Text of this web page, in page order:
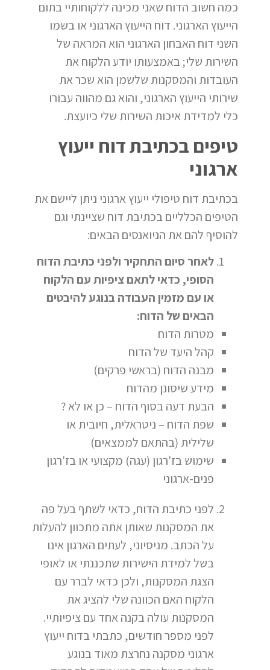
כמה חשוב הדוח שאני מכינה ללקוחותיי בתום
הייעוץ הארגוני. דוח הייעוץ הארגוני או בשמו
השני דוח האבחון הארגוני הוא המראה של
השירות שלי; באמצעותו יודע הלקוח את
העובדות והמסקנות שלשמן הוא שכר את
שירותי הייעוץ הארגוני, והוא גם מהווה עבורו
כלי למדידת איכות השירות שלי כיועצת.
טיפים בכתיבת דוח ייעוץ
ארגוני
בכתיבת דוח טיפולי ייעוץ ארגוני ניתן ליישם את
הטיפים הכלליים בכתיבת דוח שציינתי וגם
להוסיף להם את הניואנסים הבאים:
לאחר סיום התחקיר ולפני כתיבת הדוח
הסופי, כדאי לתאם ציפיות עם הלקוח
או עם מזמין העבודה בנוגע להיבטים
הבאים של הדוח:
מטרות הדוח
קהל היעד של הדוח
מבנה הדוח (בראשי פרקים)
מידע שיסונן מהדוח
הבעת דעה בסוף הדוח – כן או לא ?
שפת הדוח – ניטראלית, חיובית או
שלילית (בהתאם לממצאים)
שימוש בז'רגון (עגה) מקצועי או בז'רגון
פנים-ארגוני
לפני כתיבת הדוח, כדאי לשתף בעל פה
את המסקנות שאותן אתה מתכוון להעלות
על הכתב. מניסיוני, לעתים הארגון אינו
בשל למידת הישירות שתכננתי או לאופי
הצגת המסקנות, ולכן כדאי לברר עם
הלקוח האם הכוונה שלי להציג את
המסקנות עולה בקנה אחד עם ציפיותיי.
לפני מספר חודשים, כתבתי בדוח ייעוץ
ארגוני מסקנה נחרצת מאוד בנוגע